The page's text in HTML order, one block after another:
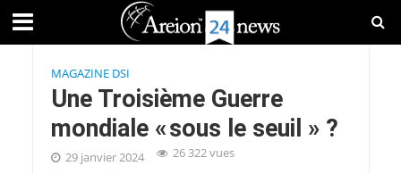
MAGAZINE DSI
Une Troisième Guerre
mondiale « sous le seuil » ?
29 janvier 2024
26 322 vues